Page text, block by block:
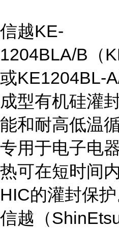
信越KE-
1204BLA/B（
或KE1204BL-
成型有机硅灌
能和耐高低温
专用于电子电
热可在短时间内
HIC的灌封保护
信越（